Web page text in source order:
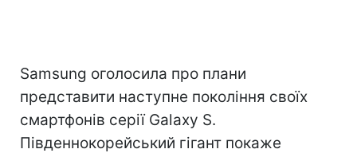
Samsung оголосила про плани
представити наступне покоління своїх
смартфонів серії Galaxy S.
Південнокорейський гігант покаже